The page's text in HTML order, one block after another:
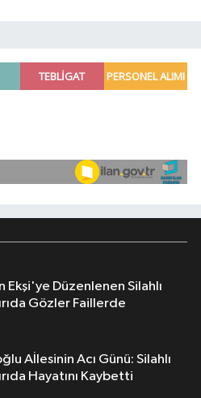
Düzenlenen Silahlı
Gözler Faillerde
Aİlesinin Acı Günü: Silahlı
Hayatını Kaybetti